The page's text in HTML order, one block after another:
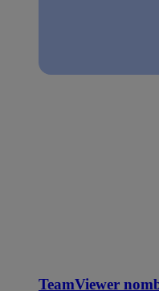
TeamViewer